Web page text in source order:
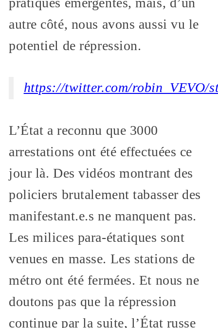
autre côté, nous avons aussi vu le
potentiel de répression.
https://twitter.com/robin_VEVO/
L’État a reconnu que 3000
arrestations ont été effectuées ce
jour là. Des vidéos montrant des
policiers brutalement tabasser des
manifestant.e.s ne manquent pas.
Les milices para-étatiques sont
venues en masse. Les stations de
métro ont été fermées. Et nous ne
doutons pas que la répression
continue par la suite, l’État russe